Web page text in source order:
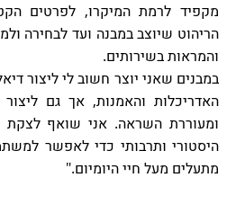
מקפיד לרמת המיקרו, לפרטים
הריהוט שיוצב במבנה ועד לבחירה
והמראות בשירותים.
במבנים שאני יוצר חשוב לי ליצור
האדריכלות והאמנות, אך גם
ומעוררת השראה. אני שואף לצקת
היסטורי ותרבותי כדי לאפשר
מתעלים מעל חיי היומיום."